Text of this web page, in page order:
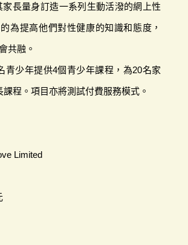
家長量身訂造一系列生動活潑的網上性
為提高他們對性健康的知識和態度，
共融。
青少年提供4個青少年課程，為20名家
程。項目亦將測試付費服務模式。
Limited